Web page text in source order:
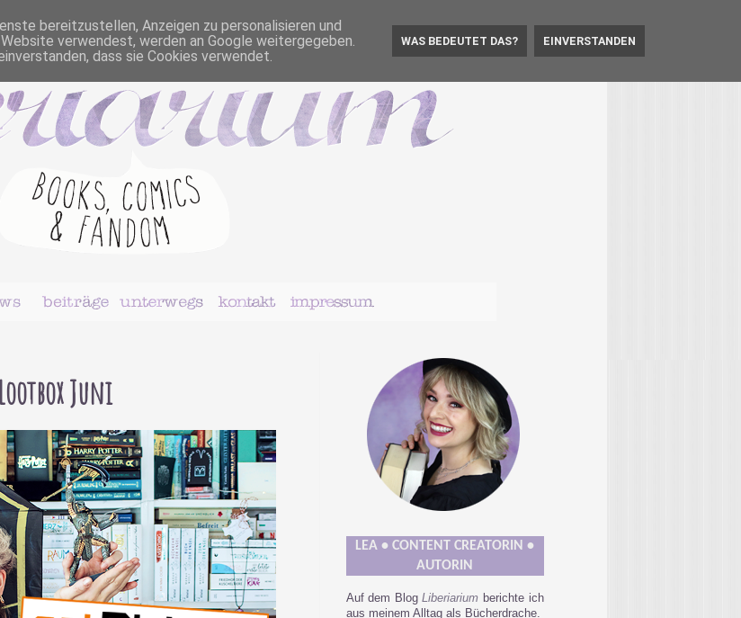
Juni
LEA • CONTENT CREATORIN •
AUTORIN
Auf dem BlogLiberiarium berichte ich
aus meinem Alltag als Bücherdrache.
bereitzustellen, Anzeigen zu personalisieren und
verwendest, werden an Google weitergegeben.
dass sie Cookies verwendet.
WAS BEDEUTET DAS? EINVERSTANDEN